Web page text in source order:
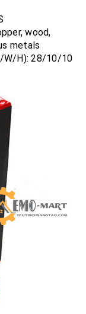
wood,
metals
W/H): 28/10/10